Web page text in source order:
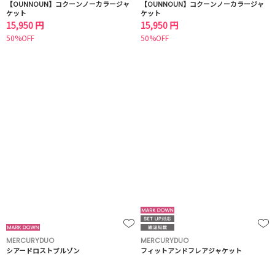
【OUNNOUN】コクーンノーカラージャ
ケット
15,950 円
50%OFF
【OUNNOUN】コクーンノーカラージャ
ケット
15,950 円
50%OFF
MERCURYDUO
シアードロストブルゾン
MERCURYDUO
フィットアンドフレアジャケット